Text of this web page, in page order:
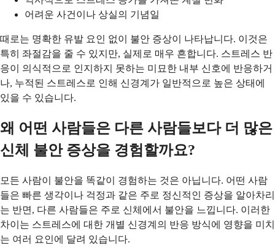
어려운 사건이나 상실의 기념일
때로는 명확한 유발 요인 없이 불안 증상이 나타납니다. 이것은
특히 좌절감을 줄 수 있지만, 실제로 매우 흔합니다. 스트레스 반
응이 의식적으로 인지하지 못하는 미묘한 내부 신호에 반응하거
나, 누적된 스트레스로 인해 신경계가 일반적으로 높은 상태에
있을 수 있습니다.
왜 어떤 사람들은 다른 사람들보다 더 많은
신체 불안 증상을 경험할까요?
모든 사람이 불안을 똑같이 경험하는 것은 아닙니다. 어떤 사람
들은 빠른 생각이나 걱정과 같은 주로 정신적인 증상을 알아차리
는 반면, 다른 사람들은 주로 신체에서 불안을 느낍니다. 이러한
차이는 스트레스에 대한 개별 신경계의 반응 방식에 영향을 미치
는 여러 요인에 달려 있습니다.